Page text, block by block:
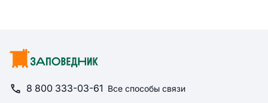
8 800 333-03-61 Все способы связи